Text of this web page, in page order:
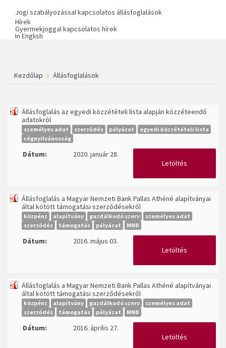
Jogi szabályozással kapcsolatos állásfoglalások
Hírek
Gyermekjoggal kapcsolatos hírek
In English
Kezdőlap Állásfoglalások
Állásfoglalás az egyedi közzétételi lista alapján közzéteendő
adatokról
személyes adat szerződés pályázat
egyedi közzétételi lista
cégnyilvánosság
Dátum:
2020. január 28.
Letöltés
Állásfoglalás a Magyar Nemzeti Bank Pallas Athéné alapítványai
által kötött támogatási szerződésekről
közpénz alapítvány gazdálkodó szerv
személyes adat
szerződés
támogatás pályázat MNB
Dátum:
2016. május 03.
Letöltés
Állásfoglalás a Magyar Nemzeti Bank Pallas Athéné alapítványai
által kötött támogatási szerződésekről
közpénz alapítvány gazdálkodó szerv
személyes adat
szerződés
támogatás pályázat MNB
Dátum:
2016. április 27.
Letöltés